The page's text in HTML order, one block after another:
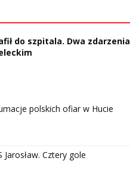
do szpitala. Dwa zdarzenia
polskich ofiar w Hucie
Jarosław. Cztery gole